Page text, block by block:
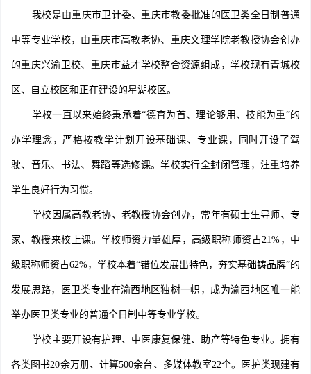
我校是由重庆市卫计委、重庆市教委批准的医卫类全日制普通
中等专业学校，由重庆市高教老协、重庆文理学院老教授协会创办
的重庆兴渝卫校、重庆市益才学校整合资源组成，学校现有青城校
区、自立校区和正在建设的星湖校区。
学校一直以来始终秉承着“德育为首、理论够用、技能为重”的
办学理念，严格按教学计划开设基础课、专业课，同时开设了驾
驶、音乐、书法、舞蹈等选修课。学校实行全封闭管理，注重培养
学生良好行为习惯。
学校因属高教老协、老教授协会创办，常年有硕士生导师、专
家、教授来校上课。学校师资力量雄厚，高级职称师资占21%，中
级职称师资占62%，学校本着“错位发展出特色，夯实基础铸品牌”的
发展思路，医卫类专业在渝西地区独树一帜，成为渝西地区唯一能
举办医卫类专业的普通全日制中等专业学校。
学校主要开设有护理、中医康复保健、助产等特色专业。拥有
各类图书20余万册、计算500余台、多媒体教室22个。医护类现建有